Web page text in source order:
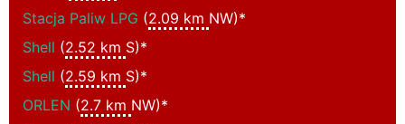
Stacja Paliw LPG (2.09 km NW)*
Shell (2.52 km S)*
Shell (2.59 km S)*
ORLEN (2.7 km NW)*